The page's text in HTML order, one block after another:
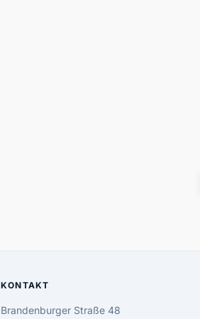
KONTAKT
Brandenburger Straße 48